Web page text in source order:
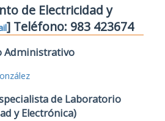
de Electricidad y
] Teléfono: 983 423674
Administrativo
de Laboratorio
y Electrónica)